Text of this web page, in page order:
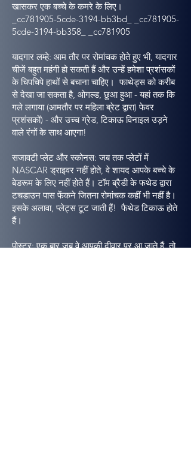
खासकर एक बच्चे के कमरे के लिए।
_cc781905-5cde-3194-bb3bd_ _cc781905-
5cde-3194-bb358_ _cc781905
यादगार लम्हे: आम तौर पर रोमांचक होते हुए भी, यादगार
चीजें बहुत महंगी हो सकती हैं और उन्हें हमेशा प्रशंसकों
के चिपचिपे हाथों से बचाना चाहिए। फाथेड्स को करीब
से देखा जा सकता है, ओगल्ड, छुआ हुआ - यहां तक कि
गले लगाया (आमतौर पर महिला ब्रेट द्वारा) फेवर
प्रशंसकों) - और उच्च ग्रेड, टिकाऊ विनाइल उड़ने
वाले रंगों के साथ आएगा!
सजावटी प्लेट और स्कोनस: जब तक प्लेटों में
NASCAR ड्राइवर नहीं होते, वे शायद आपके बच्चे के
बेडरूम के लिए नहीं होते हैं। टॉम ब्रैडी के फथेड द्वारा
टचडाउन पास फेंकने जितना रोमांचक कहीं भी नहीं है।
इसके अलावा, प्लेट्स टूट जाती हैं! फैथेड टिकाऊ होते
हैं।
पोस्टर: एक बार जब वे आपकी दीवार पर आ जाते हैं, तो